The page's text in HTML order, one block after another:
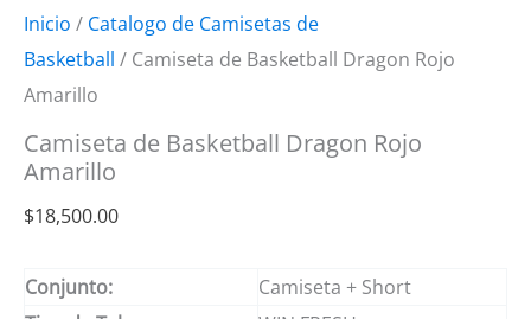
Inicio / Catalogo de Camisetas de
Basketball / Camiseta de Basketball Dragon Rojo
Amarillo
Camiseta de Basketball Dragon Rojo
Amarillo
$18,500.00
Conjunto:
Camiseta + Short